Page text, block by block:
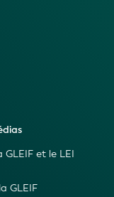
et le LEI
GLEIF